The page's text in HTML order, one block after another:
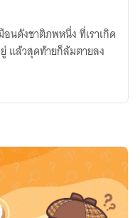
นดังชาติภพหนึ่ง ที่เราเกิด
แล้วสุดท้ายก็ล้มตายลง